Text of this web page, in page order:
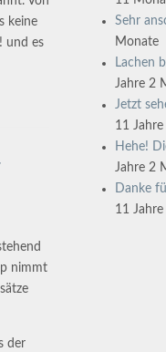
keine
und es
nimmt
der
Sehr
Monate
Lachen
Jahre 2
Jetzt
11
Hehe!
Jahre 2
Danke
11